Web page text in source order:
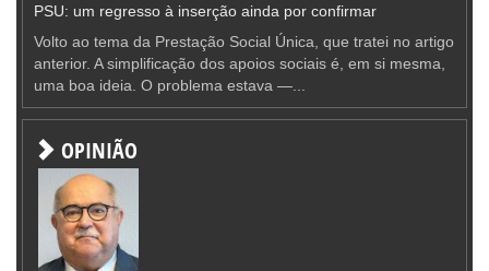
PSU: um regresso à inserção ainda por confirmar
Volto ao tema da Prestação Social Única, que tratei no artigo
anterior. A simplificação dos apoios sociais é, em si mesma,
uma boa ideia. O problema estava —...
OPINIÃO